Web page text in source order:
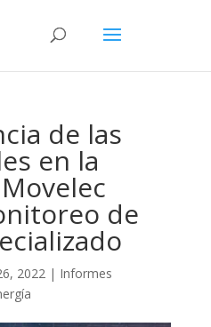
de las
en la
de
2022| Informes